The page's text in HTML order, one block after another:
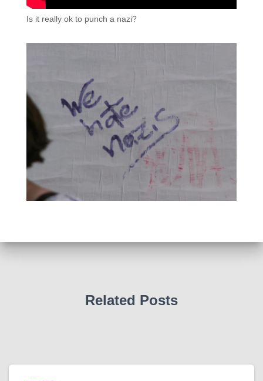
Is it really ok to punch a nazi?
Related Posts